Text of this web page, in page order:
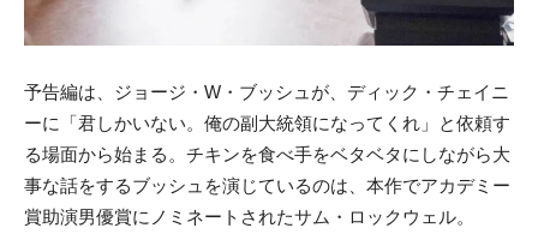
予告編は、ジョージ・W・ブッシュが、ディック・チェイニ
ーに「君しかいない。俺の副大統領になってくれ」と依頼す
る場面から始まる。チキンを食べ手をベタベタにしながら大
事な話をするブッシュを演じているのは、本作でアカデミー
賞助演男優賞にノミネートされたサム・ロックウェル。